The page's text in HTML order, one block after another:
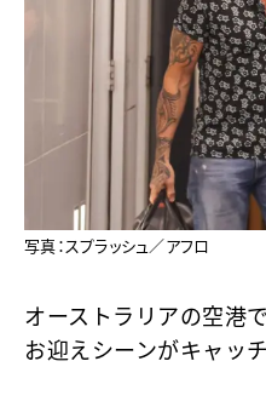
写真：スプラッシュ／アフロ
オーストラリアの空港
お迎えシーンがキャッ